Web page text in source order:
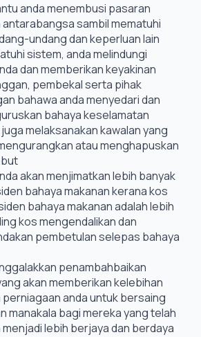
anda menembusi pasaran
sambil mematuhi
undang dan keperluan lain
sistem, anda melindungi
dan memberikan keyakinan
pembekal serta pihak
bahawa anda menyedari dan
bahaya keselamatan
melaksanakan kawalan yang
atau menghapuskan
akan menjimatkan lebih banyak
bahaya makanan kerana kos
bahaya makanan adalah lebih
kos mengendalikan dan
pembetulan selepas bahaya
penambahbaikan
akan memberikan kelebihan
anda untuk bersaing
manakala bagi mereka yang telah
lebih berjaya dan berdaya